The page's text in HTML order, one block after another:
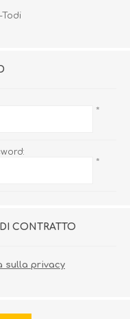
*
*
CONTRATTO
sulla privacy